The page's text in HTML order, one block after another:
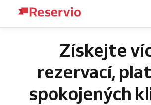
Získejte
rezervací,
spokojených